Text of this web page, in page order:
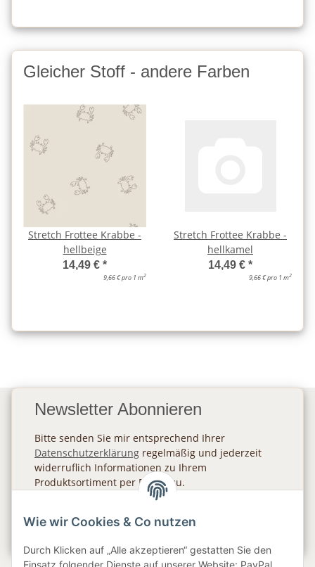
Gleicher Stoff - andere Farben
Stretch Frottee Krabbe -
hellbeige
14,49 € *
9,66 € pro 1 m2
Stretch Frottee Krabbe -
hellkamel
14,49 € *
9,66 € pro 1 m2
Newsletter Abonnieren
Bitte senden Sie mir entsprechend Ihrer
Datenschutzerklärung regelmäßig und jederzeit
widerruflich Informationen zu Ihrem
Produktsortiment per E-Mail zu.
Wie wir Cookies & Co nutzen
Durch Klicken auf „Alle akzeptieren“ gestatten Sie den